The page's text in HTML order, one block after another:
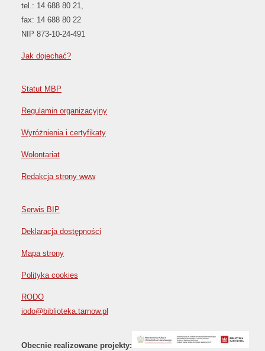
tel.: 14 688 80 21,
fax: 14 688 80 22
NIP 873-10-24-491
Jak dojechać?
Statut MBP
Regulamin organizacyjny
Wyróżnienia i certyfikaty
Wolontariat
Redakcja strony www
Serwis BIP
Deklaracja dostępności
Mapa strony
Polityka cookies
RODO
iodo@biblioteka.tarnow.pl
Obecnie realizowane projekty: